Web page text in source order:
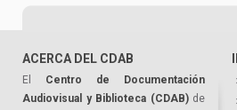
ACERCA DEL CDAB
El Centro de Documentación
Audiovisual y Biblioteca (CDAB)de